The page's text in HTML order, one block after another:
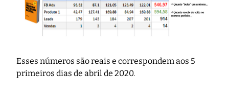
Esses números são reais e correspondem aos 5
primeiros dias de abril de 2020.